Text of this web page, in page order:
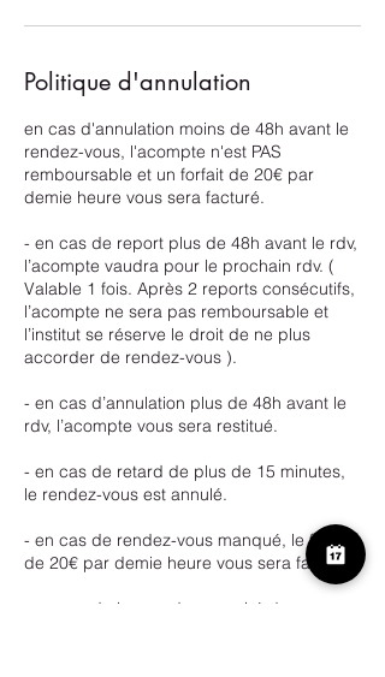
Politique d'annulation
en cas d'annulation moins de 48h avant le
rendez-vous, l'acompte n'est PAS
remboursable et un forfait de 20€ par
demie heure vous sera facturé.
- en cas de report plus de 48h avant le rdv,
l’acompte vaudra pour le prochain rdv. (
Valable 1 fois. Après 2 reports consécutifs,
l’acompte ne sera pas remboursable et
l’institut se réserve le droit de ne plus
accorder de rendez-vous ).
- en cas d’annulation plus de 48h avant le
rdv, l’acompte vous sera restitué.
- en cas de retard de plus de 15 minutes,
le rendez-vous est annulé.
- en cas de rendez-vous manqué, le forfait
de 20€ par demie heure vous sera facturé.
- en cas de bon cadeau expiré de